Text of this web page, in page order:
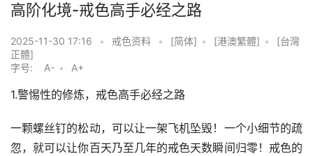
高阶化境-戒色高手必经之路
2025-11-30 17:16 • 戒色资料 • [简体] • [港澳繁體] •
[台灣
正體]
字号:
A- • A+
1.警惕性的修炼，戒色高手必经之路
一颗螺丝钉的松动，可以让一架飞机坠毁！一个小细节的疏
忽，就可以让你百天乃至几年的戒色天数瞬间归零！戒色的